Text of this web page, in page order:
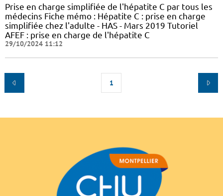
Prise en charge simplifiée de l'hépatite C par tous les
médecins Fiche mémo : Hépatite C : prise en charge
simplifiée chez l'adulte - HAS - Mars 2019 Tutoriel
AFEF : prise en charge de l'hépatite C
29/10/2024 11:12
1